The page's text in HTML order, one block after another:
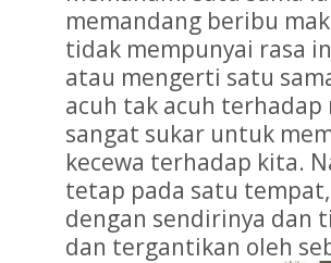
memandang beribu
tidak mempunyai rasa
atau mengerti satu
acuh tak acuh
sangat sukar untuk
kecewa terhadap kita.
tetap pada satu
dengan sendirinya dan
dan tergantikan oleh